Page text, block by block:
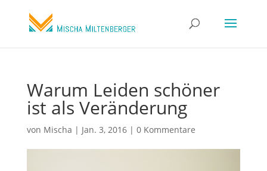
Warum Leiden schöner
ist als Veränderung
von Mischa | Jan. 3, 2016| 0 Kommentare